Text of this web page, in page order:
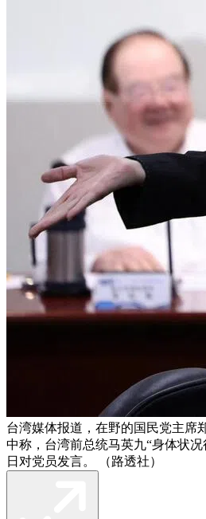
台湾媒体报道，在野的国民党主席
中称，台湾前总统马英九“身体状
日对党员发言。 （路透社）